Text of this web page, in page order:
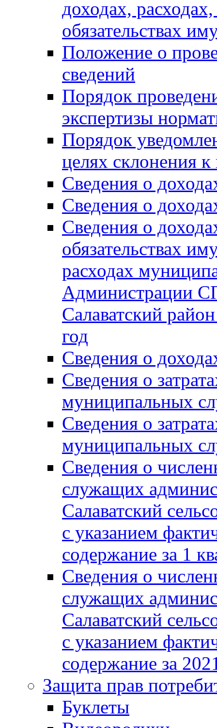
доходах,
обязательствах
Положение о
сведений
Порядок
экспертизы
Порядок
целях склонения
Сведения о
Сведения о
Сведения о
обязательствах
расходах
Администрации
Салаватский
год
Сведения о
Сведения о
муниципальных
Сведения о
муниципальных
Сведения о
служащих
Салаватский
с указанием
содержание за 1
Сведения о
служащих
Салаватский
с указанием
содержание за
Защита прав
Буклеты